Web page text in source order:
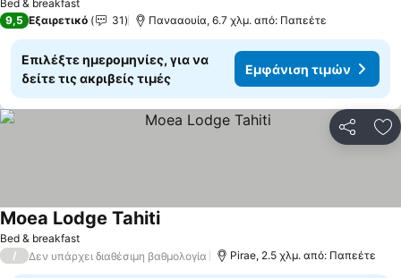
Bed & breakfast
9,5 Εξαιρετικό 31 Πανααουία, 6.7 χλμ. από: Παπεέτε
Επιλέξτε ημερομηνίες, για να
δείτε τις ακριβείς τιμές
Εμφάνιση τιμών
Bed & breakfast
Moea Lodge TahitiΕμφάνιση τιμών
/ Δεν υπάρχει διαθέσιμη βαθμολογία Pirae, 2.5 χλμ. από: Παπεέτε